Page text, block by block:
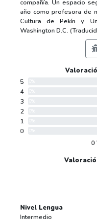
compañía. Un espacio
año como profesora de
Cultura de Pekín y
Washington D.C.
5
4
3
2
1
0
0
Nivel Lengua
Intermedio